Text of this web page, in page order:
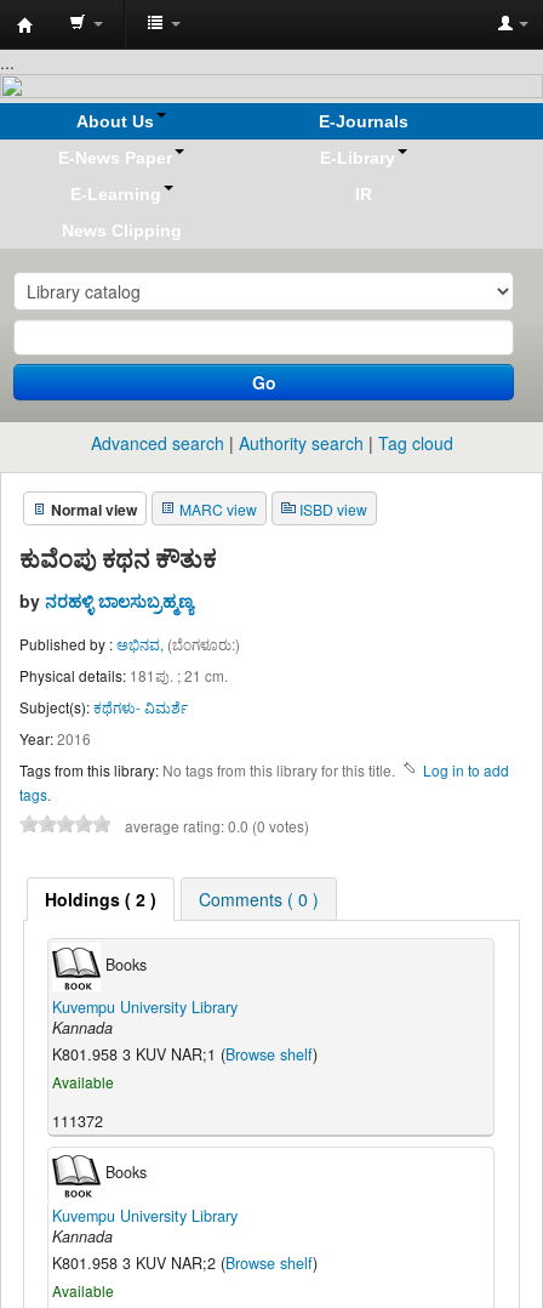
Koha
online
...
About Us
E-Journals
E-News Paper
E-Library
E-Learning
IR
News Clipping
Go
Advanced search Authority search Tag cloud
Normal view MARC view ISBD view
ಕುವೆಂಪು ಕಥನ ಕೌತುಕ
by ನರಹಳ್ಳಿ ಬಾಲಸುಬ್ರಹ್ಮಣ್ಯ
Published by :ಅಭಿನವ, (ಬೆಂಗಳೂರು:)
Physical details: 181ಪು. ; 21 cm.
Subject(s):ಕಥೆಗಳು- ವಿಮರ್ಶೆ
Year:2016
Tags from this library: No tags from this library for this title.
Log in to add
tags.
average rating: 0.0 (0 votes)
Holdings( 2 ) Comments ( 0 )
Books
Kuvempu University Library
Kannada
K801.958 3 KUV NAR;1 (Browse shelf)
Available
111372
Books
Kuvempu University Library
Kannada
K801.958 3 KUV NAR;2 (Browse shelf)
Available